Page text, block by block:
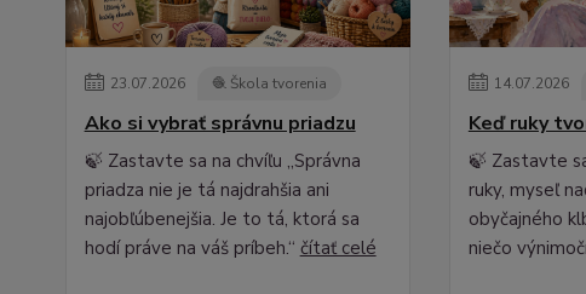
23.07.2026 🧶 Škola tvorenia
Ako si vybrať správnu priadzu
🍃 Zastavte sa na chvíľu „Správna
priadza nie je tá najdrahšia ani
najobľúbenejšia. Je to tá, ktorá sa
hodí práve na váš príbeh.“ čítať celé
14.07.2026
Keď ruky
🍃 Zastavte
ruky, myseľ
obyčajného
niečo